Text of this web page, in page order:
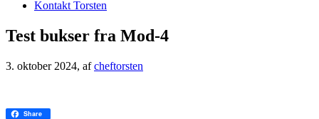
Kontakt Torsten
Test bukser fra Mod-4
3. oktober 2024, afcheftorsten
Share